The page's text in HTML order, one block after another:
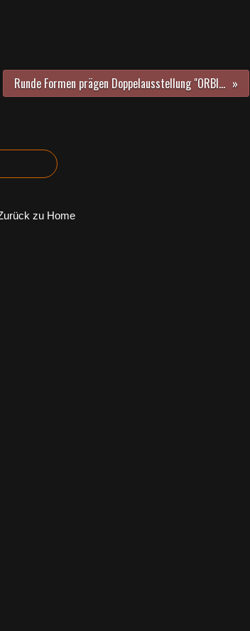
Runde Formen prägen Doppelausstellung "ORBITA" von Kathrin Feser und Unk Kraus in der Veitshöchheimer Galerie und Goldschmiede Ulrich Jung bis 15. September
zu Home